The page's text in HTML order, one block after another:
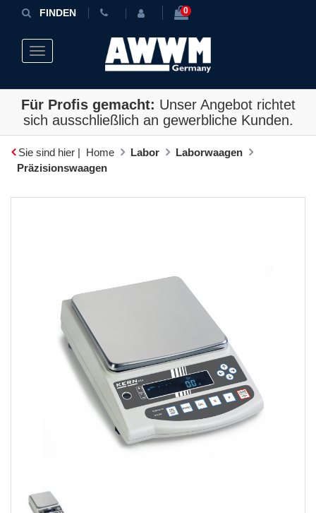
FINDEN 0
Toggle navigation
Für Profis gemacht: Unser Angebot richtet
sich ausschließlich an gewerbliche Kunden.
Sie sind hier | Home Labor
Laborwaagen
Präzisionswaagen